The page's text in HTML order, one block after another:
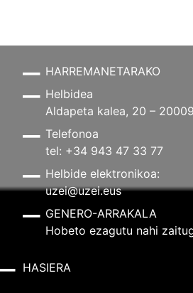
HARREMANETARAKO
Helbidea
Aldapeta kalea, 20 –
Telefonoa
tel: +34 943 47 33 77
Helbide elektronikoa:
uzei@uzei.eus
GENERO-ARRAKALA
Hobeto ezagutu nahi
HASIERA